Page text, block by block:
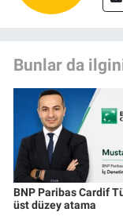
Bunlar da
BNP Paribas Cardif
üst düzey atama